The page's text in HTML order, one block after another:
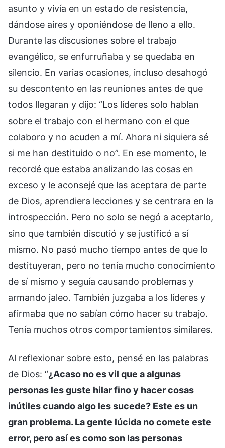
asunto y vivía en un estado de resistencia,
dándose aires y oponiéndose de lleno a ello.
Durante las discusiones sobre el trabajo
evangélico, se enfurruñaba y se quedaba en
silencio. En varias ocasiones, incluso desahogó
su descontento en las reuniones antes de que
todos llegaran y dijo: “Los líderes solo hablan
sobre el trabajo con el hermano con el que
colaboro y no acuden a mí. Ahora ni siquiera sé
si me han destituido o no”. En ese momento, le
recordé que estaba analizando las cosas en
exceso y le aconsejé que las aceptara de parte
de Dios, aprendiera lecciones y se centrara en la
introspección. Pero no solo se negó a aceptarlo,
sino que también discutió y se justificó a sí
mismo. No pasó mucho tiempo antes de que lo
destituyeran, pero no tenía mucho conocimiento
de sí mismo y seguía causando problemas y
armando jaleo. También juzgaba a los líderes y
afirmaba que no sabían cómo hacer su trabajo.
Tenía muchos otros comportamientos similares.
Al reflexionar sobre esto, pensé en las palabras
de Dios: “¿Acaso no es vil que a algunas
personas les guste hilar fino y hacer cosas
inútiles cuando algo les sucede? Este es un
gran problema. La gente lúcida no comete este
error, pero así es como son las personas